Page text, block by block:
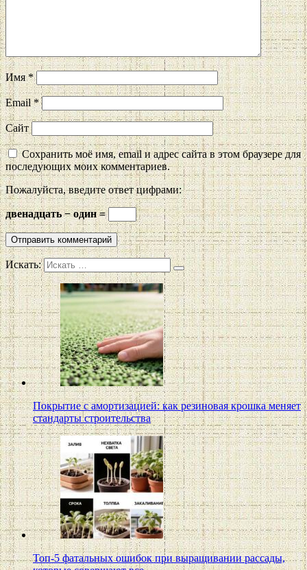
Имя*
Email*
Сайт
Сохранить моё имя, email и адрес сайта в этом браузере для
последующих моих комментариев.
Пожалуйста, введите ответ цифрами:
двенадцать − один =
Искать:
Покрытие с амортизацией: как резиновая крошка меняет
стандарты строительства
Топ-5 фатальных ошибок при выращивании рассады,